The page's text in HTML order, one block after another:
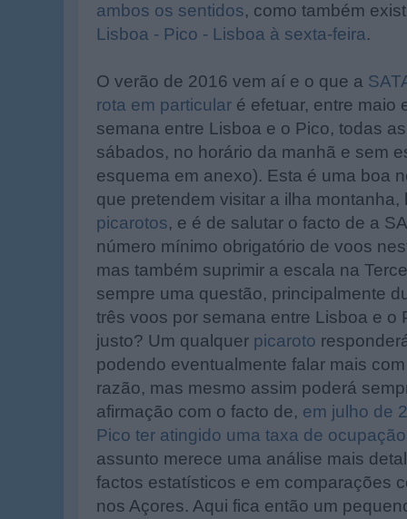
ambos os sentidos, como também
Lisboa - Pico - Lisboa à sexta-feira.
O verão de 2016 vem aí e o que a
rota em particular é efetuar, entre maio
semana entre Lisboa e o Pico, todas
sábados, no horário da manhã e sem
esquema em anexo). Esta é uma boa
que pretendem visitar a ilha
picarotos, e é de salutar o facto de a
número mínimo obrigatório de voos
mas também suprimir a escala na
sempre uma questão, principalmente
três voos por semana entre Lisboa e o
justo? Um qualquer picaroto
podendo eventualmente falar mais
razão, mas mesmo assim poderá
afirmação com o facto de, em julho de
Pico ter atingido uma taxa de
assunto merece uma análise mais
factos estatísticos e em comparações
nos Açores. Aqui fica então um